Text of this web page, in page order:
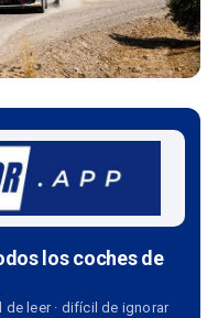
los coches de
leer · difícil de ignorar